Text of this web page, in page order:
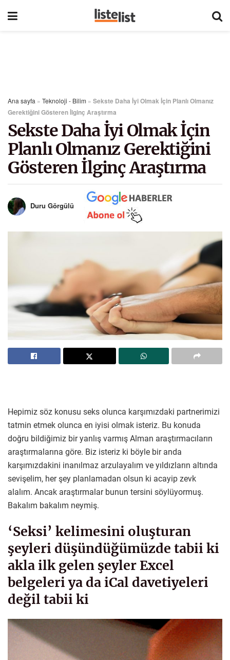
Ana sayfa » Teknoloji - Bilim » Sekste Daha İyi Olmak İçin Planlı Olmanız
Gerektiğini Gösteren İlginç Araştırma
Sekste Daha İyi Olmak İçin
Planlı Olmanız Gerektiğini
Gösteren İlginç Araştırma
Duru Görgülü
Hepimiz söz konusu seks olunca karşımızdaki partnerimizi
tatmin etmek olunca en iyisi olmak isteriz. Bu konuda
doğru bildiğimiz bir yanlış varmış Alman araştırmacıların
araştırmalarına göre. Biz isteriz ki böyle bir anda
karşımızdakini inanılmaz arzulayalım ve yıldızların altında
sevişelim, her şey planlamadan olsun ki acayip zevk
alalım. Ancak araştırmalar bunun tersini söylüyormuş.
Bakalım bakalım neymiş.
‘Seksi’ kelimesini oluşturan
şeyleri düşündüğümüzde tabii ki
akla ilk gelen şeyler Excel
belgeleri ya da iCal davetiyeleri
değil tabii ki